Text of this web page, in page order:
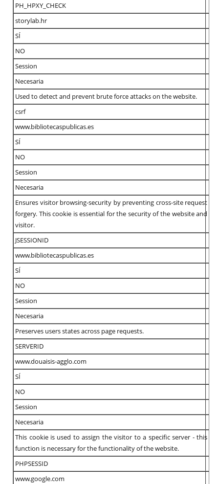
PH_HPXY_CHECK
storylab.hr
SÍ
NO
Session
Necesaria
Used to detect and prevent brute force attacks on the website.
csrf
www.bibliotecaspublicas.es
SÍ
NO
Session
Necesaria
Ensures visitor browsing-security by preventing cross-site request
forgery. This cookie is essential for the security of the website and
visitor.
JSESSIONID
www.bibliotecaspublicas.es
SÍ
NO
Session
Necesaria
Preserves users states across page requests.
SERVERID
www.douaisis-agglo.com
SÍ
NO
Session
Necesaria
This cookie is used to assign the visitor to a specific server - this
function is necessary for the functionality of the website.
PHPSESSID
www.google.com